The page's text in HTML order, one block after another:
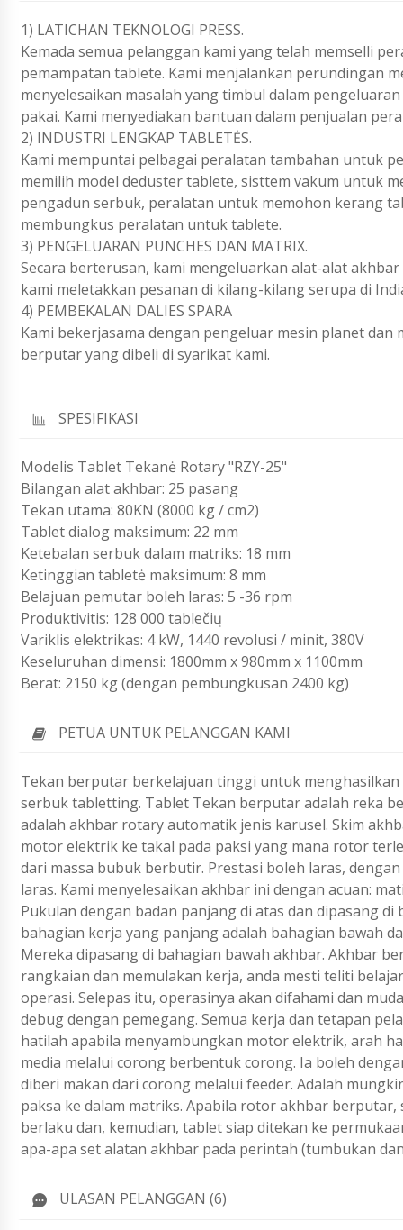
1) LATICHAN TEKNOLOGI PRESS.
Kemada semua pelanggan kami yang telah memselli
pemampatan tablete. Kami menjalankan perundingan
menyelesaikan masalah yang timbul dalam
pakai. Kami menyediakan bantuan dalam penjualan
2) INDUSTRI LENGKAP TABLETĖS.
Kami mempuntai pelbagai peralatan tambahan untuk
memilih model deduster tablete, sisttem vakum untuk
pengadun serbuk, peralatan untuk memohon kerang
membungkus peralatan untuk tablete.
3) PENGELUARAN PUNCHES DAN MATRIX.
Secara berterusan, kami mengeluarkan alat-alat
kami meletakkan pesanan di kilang-kilang serupa di
4) PEMBEKALAN DALIES SPARA
Kami bekerjasama dengan pengeluar mesin planet
berputar yang dibeli di syarikat kami.
SPESIFIKASI
Modelis Tablet Tekanė Rotary "RZY-25"
Bilangan alat akhbar: 25 pasang
Tekan utama: 80KN (8000 kg / cm2)
Tablet dialog maksimum: 22 mm
Ketebalan serbuk dalam matriks: 18 mm
Ketinggian tabletė maksimum: 8 mm
Belajuan pemutar boleh laras: 5 -36 rpm
Produktivitis: 128 000 tablečių
Variklis elektrikas: 4 kW, 1440 revolusi / minit, 380V
Keseluruhan dimensi: 1800mm x 980mm x 1100mm
Berat: 2150 kg (dengan pembungkusan 2400 kg)
PETUA UNTUK PELANGGAN KAMI
Tekan berputar berkelajuan tinggi untuk
serbuk tabletting. Tablet Tekan berputar adalah reka
adalah akhbar rotary automatik jenis karusel. Skim
motor elektrik ke takal pada paksi yang mana rotor
dari massa bubuk berbutir. Prestasi boleh laras,
laras. Kami menyelesaikan akhbar ini dengan acuan:
Pukulan dengan badan panjang di atas dan dipasang
bahagian kerja yang panjang adalah bahagian bawah
Mereka dipasang di bahagian bawah akhbar. Akhbar
rangkaian dan memulakan kerja, anda mesti teliti
operasi. Selepas itu, operasinya akan difahami dan
debug dengan pemegang. Semua kerja dan tetapan
hatilah apabila menyambungkan motor elektrik, arah
media melalui corong berbentuk corong. Ia boleh
diberi makan dari corong melalui feeder. Adalah
paksa ke dalam matriks. Apabila rotor akhbar
berlaku dan, kemudian, tablet siap ditekan ke
apa-apa set alatan akhbar pada perintah (tumbukan
ULASAN PELANGGAN (6)